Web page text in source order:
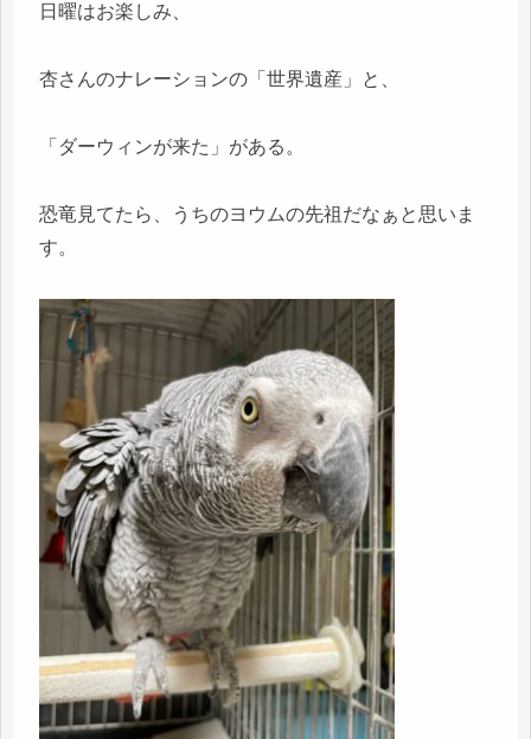
日曜はお楽しみ、
杏さんのナレーションの「世界遺産」と、
「ダーウィンが来た」がある。
恐竜見てたら、うちのヨウムの先祖だなぁと思いま
す。